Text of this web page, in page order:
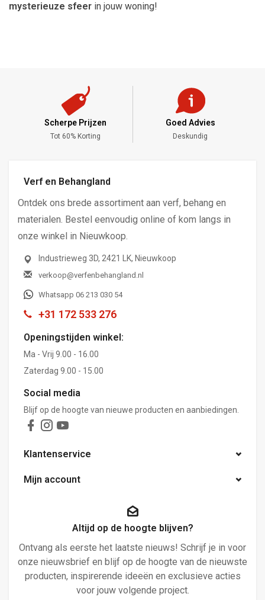
mysterieuze sfeer in jouw woning!
Scherpe Prijzen
Tot 60% Korting
Goed Advies
Deskundig
Verf en Behangland
Ontdek ons brede assortiment aan verf, behang en
materialen. Bestel eenvoudig online of kom langs in
onze winkel in Nieuwkoop.
Industrieweg 3D, 2421 LK, Nieuwkoop
verkoop@verfenbehangland.nl
Whatsapp 06 213 030 54
+31 172 533 276
Openingstijden winkel:
Ma - Vrij 9.00 - 16.00
Zaterdag 9.00 - 15.00
Social media
Blijf op de hoogte van nieuwe producten en aanbiedingen.
Klantenservice
Mijn account
Altijd op de hoogte blijven?
Ontvang als eerste het laatste nieuws! Schrijf je in voor
onze nieuwsbrief en blijf op de hoogte van de nieuwste
producten, inspirerende ideeën en exclusieve acties
voor jouw volgende project.